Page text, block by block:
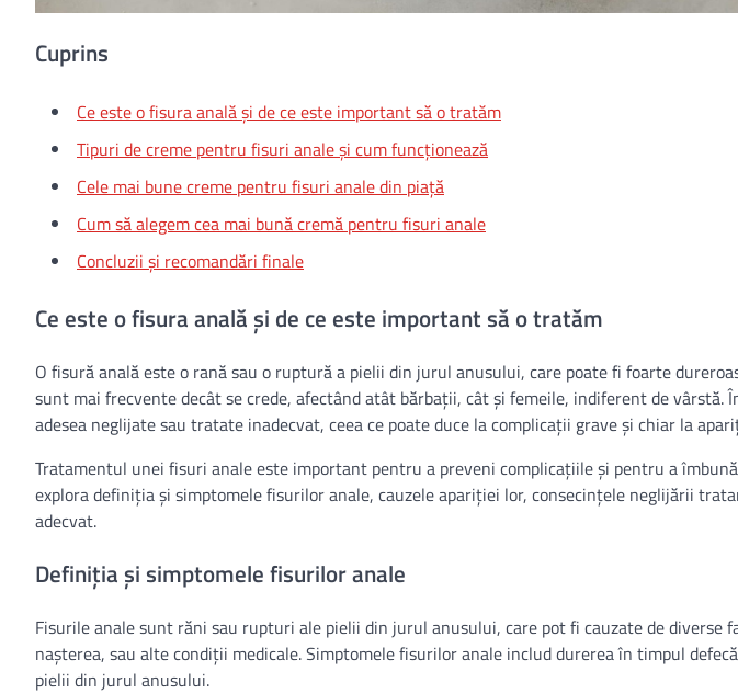
Cuprins
Ce este o fisura anală și de ce este important să o tratăm
Tipuri de creme pentru fisuri anale și cum funcționează
Cele mai bune creme pentru fisuri anale din piață
Cum să alegem cea mai bună cremă pentru fisuri anale
Concluzii și recomandări finale
Ce este o fisura anală și de ce este important să o tratăm
O fisură anală este o rană sau o ruptură a pielii din jurul anusului, care poate fi foarte
sunt mai frecvente decât se crede, afectând atât bărbații, cât și femeile, indiferent de vârstă.
adesea neglijate sau tratate inadecvat, ceea ce poate duce la complicații grave și chiar la
Tratamentul unei fisuri anale este important pentru a preveni complicațiile și pentru a
explora definiția și simptomele fisurilor anale, cauzele apariției lor, consecințele neglijării
adecvat.
Definiția și simptomele fisurilor anale
Fisurile anale sunt răni sau rupturi ale pielii din jurul anusului, care pot fi cauzate de diverse
nașterea, sau alte condiții medicale. Simptomele fisurilor anale includ durerea în timpul
pielii din jurul anusului.